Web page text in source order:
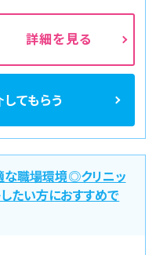
詳細を見る
てもらう
な職場環境◎クリニッ
たい方におすすめで